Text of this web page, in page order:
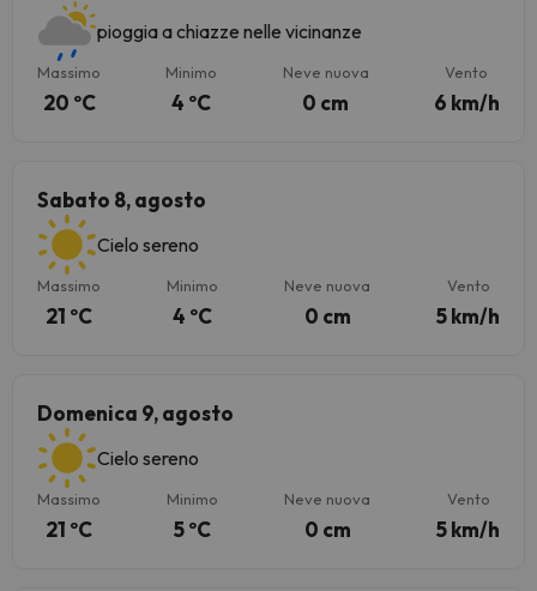
pioggia a chiazze nelle vicinanze
Massimo
20 ºC
Minimo
4 ºC
Neve nuova
0 cm
Vento
6 km/h
Sabato 8, agosto
Cielo sereno
Massimo
21 ºC
Minimo
4 ºC
Neve nuova
0 cm
Vento
5 km/h
Domenica 9, agosto
Cielo sereno
Massimo
21 ºC
Minimo
5 ºC
Neve nuova
0 cm
Vento
5 km/h